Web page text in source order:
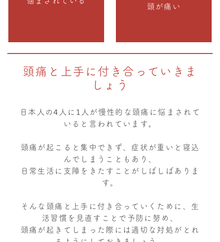
頭が痛い
頭痛と上手に付き合っていきま
しょう
日本人の4人に1人が慢性的な頭痛に悩まされて
いると言われています。
頭痛が起こると集中できず、症状が重いと寝込
んでしまうこともあり、
日常生活に支障をきたすことがしばしばありま
す。
そんな頭痛と上手に付き合っていくために、生
活習慣を見直すことで予防に努め、
頭痛が起きてしまった際には適切な対処がとれ